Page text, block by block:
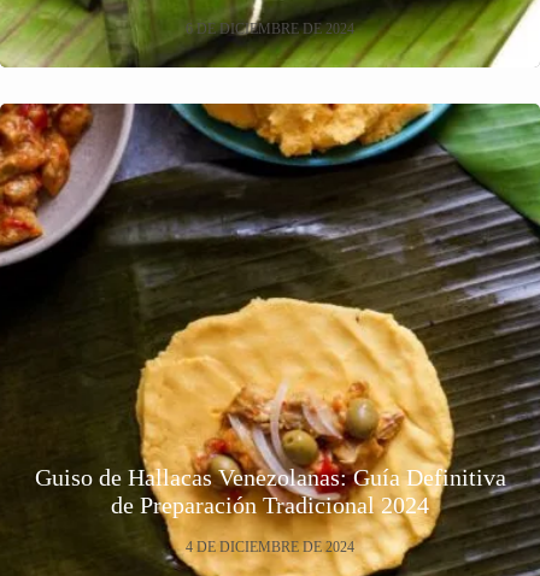
6 DE DICIEMBRE DE 2024
Guiso de Hallacas Venezolanas: Guía Definitiva
de Preparación Tradicional 2024
4 DE DICIEMBRE DE 2024